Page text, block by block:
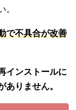
で不具合が改善
インストールに
ありません。